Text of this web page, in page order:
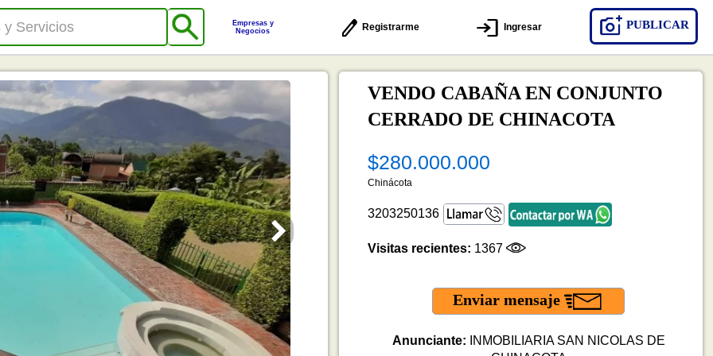
Empresas y
Negocios
Registrarme Ingresar PUBLICAR
VENDO CABAÑA EN CONJUNTO
CERRADO DE CHINACOTA
$280.000.000
Chinácota
3203250136
Visitas recientes: 1367
Enviar mensaje
Anunciante: INMOBILIARIA SAN NICOLAS DE